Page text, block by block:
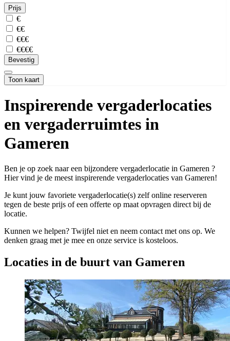
Prijs
€
€€
€€€
€€€€
Bevestig
Toon kaart
Inspirerende vergaderlocaties
en vergaderruimtes in
Gameren
Ben je op zoek naar een bijzondere vergaderlocatie in Gameren ?
Hier vind je de meest inspirerende vergaderlocaties van Gameren!
Je kunt jouw favoriete vergaderlocatie(s) zelf online reserveren
tegen de beste prijs of een offerte op maat opvragen direct bij de
locatie.
Kunnen we helpen? Twijfel niet en neem contact met ons op. We
denken graag met je mee en onze service is kosteloos.
Locaties in de buurt van Gameren